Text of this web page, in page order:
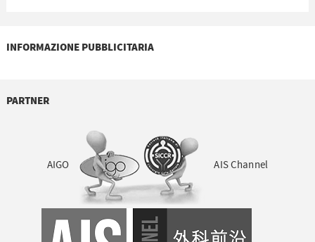
INFORMAZIONE PUBBLICITARIA
PARTNER
AIGO AIS Channel